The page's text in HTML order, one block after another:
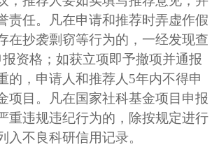
责任。凡在申请和推荐时弄虚作假
在抄袭剽窃等行为的，一经发现查
资格；如获立项即予撤项并通报
的，申请人和推荐人5年内不得申
项目。凡在国家社科基金项目申报
重违规违纪行为的，除按规定进行
入不良科研信用记录。